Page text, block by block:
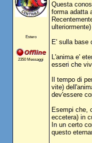
Estero
2350 Messaggi
Questa
forma adatta
E' sulla base
L'anima e'
esseri che
Il tempo di
vite)
dev'essere
Esempi che,
eccetera) in
In un certo
questo